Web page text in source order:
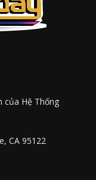
của Hệ Thống
CA 95122